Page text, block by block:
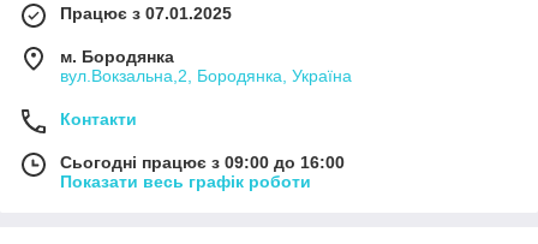
Працює з 07.01.2025
м. Бородянка
вул.Вокзальна,2, Бородянка, Україна
Контакти
Сьогодні працює з 09:00 до 16:00
Показати весь графік роботи